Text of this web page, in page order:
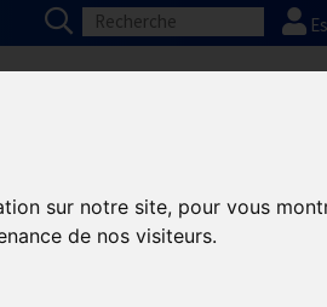
sur notre site, pour vous
de nos visiteurs.